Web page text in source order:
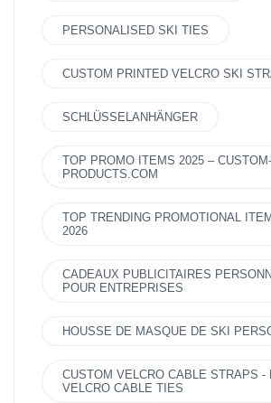
PERSONALISED SKI TIES
CUSTOM PRINTED VELCRO SKI
SCHLÜSSELANHÄNGER
TOP PROMO ITEMS 2025 –
PRODUCTS.COM
TOP TRENDING PROMOTIONAL
2026
CADEAUX PUBLICITAIRES
POUR ENTREPRISES
HOUSSE DE MASQUE DE SKI
CUSTOM VELCRO CABLE STRAPS -
VELCRO CABLE TIES